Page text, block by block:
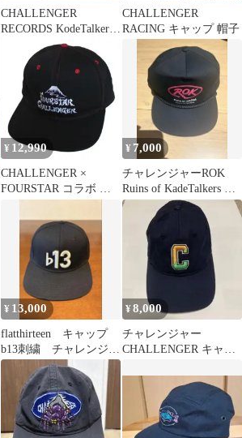
CHALLENGER
RECORDS KodeTalkers
キャップ
CHALLENGER
RACING キャップ 帽子
¥ 12,990
CHALLENGER ×
FOURSTAR コラボ キ
¥ 7,000
チャレンジャーROK
Ruins of KadeTalkers キ
ャップ 長瀬
¥ 13,000
flatthirteen キャップ
b13刺繍 チャレンジャ
ー
¥8,000
チャレンジャー
CHALLENGER キャッ
紺